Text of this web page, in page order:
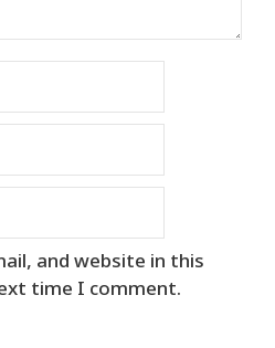
and website in this
time I comment.